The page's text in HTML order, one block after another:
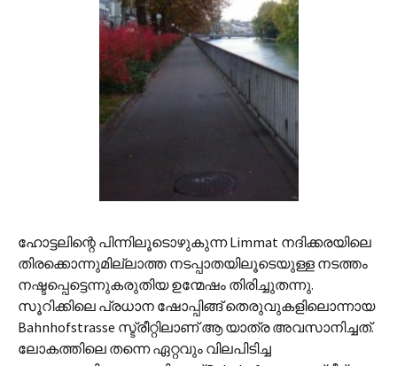
ഹോട്ടലിന്റെ പിന്നിലൂടൊഴുകുന്ന Limmat നദിക്കരയിലെ
തിരക്കൊന്നുമില്ലാത്ത നടപ്പാതയിലൂടെയുള്ള നടത്തം
നഷ്ടപ്പെട്ടെന്നുകരുതിയ ഉന്മേഷം തിരിച്ചുതന്നു.
സൂറിക്കിലെ പ്രധാന ഷോപ്പിങ്ങ് തെരുവുകളിലൊന്നായ
Bahnhofstrasse സ്ട്രീറ്റിലാണ് ആ യാത്ര അവസാനിച്ചത്.
ലോകത്തിലെ തന്നെ ഏറ്റവും വിലപിടിച്ച